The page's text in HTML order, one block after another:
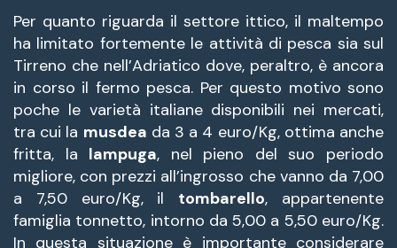
Per quanto riguarda il settore ittico, il maltempo
ha limitato fortemente le attività di pesca sia sul
Tirreno che nell’Adriatico dove, peraltro, è ancora
in corso il fermo pesca. Per questo motivo sono
poche le varietà italiane disponibili nei mercati,
tra cui la musdea da 3 a 4 euro/Kg, ottima anche
fritta, la lampuga, nel pieno del suo periodo
migliore, con prezzi all’ingrosso che vanno da 7,00
a 7,50 euro/Kg, il tombarello, appartenente
famiglia tonnetto, intorno da 5,00 a 5,50 euro/Kg.
In questa situazione è importante considerare